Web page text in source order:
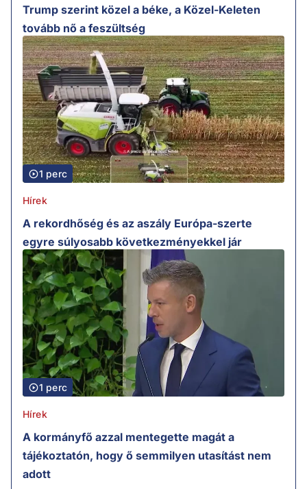
Trump szerint közel a béke, a Közel-Keleten
tovább nő a feszültség
1 perc
Hírek
A rekordhőség és az aszály Európa-szerte
egyre súlyosabb következményekkel jár
1 perc
Hírek
A kormányfő azzal mentegette magát a
tájékoztatón, hogy ő semmilyen utasítást nem
adott